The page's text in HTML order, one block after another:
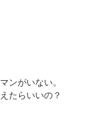
ンがいない。
たらいいの？